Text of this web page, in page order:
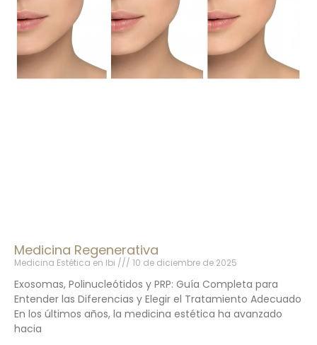
Medicina Regenerativa
Medicina Estética en Ibi 10 de diciembre de 2025
Exosomas, Polinucleótidos y PRP: Guía Completa para
Entender las Diferencias y Elegir el Tratamiento Adecuado
En los últimos años, la medicina estética ha avanzado
hacia